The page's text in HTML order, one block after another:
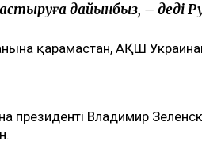
дайынбыз, – деді
қарамастан, АҚШ
президенті Владимир